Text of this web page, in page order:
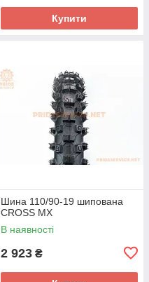
Купити
Шина 110/90-19 шипована
CROSS MX
В наявності
2 923 ₴